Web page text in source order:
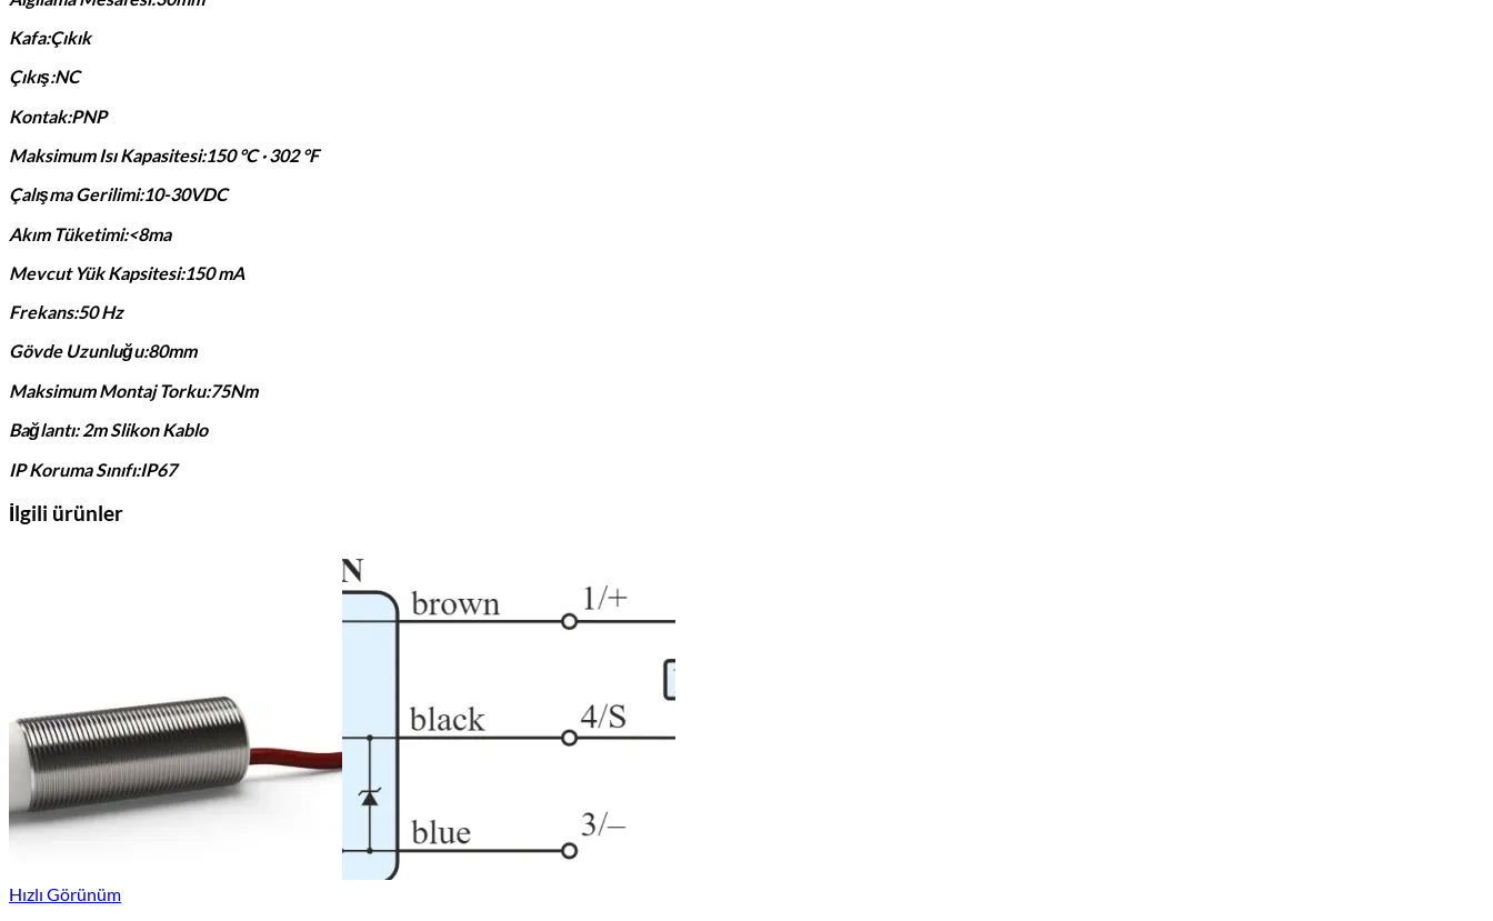
Kafa:Çıkık
Çıkış:NC
Kontak:PNP
Maksimum Isı Kapasitesi:150 °C · 302 °F
Çalışma Gerilimi:10-30VDC
Akım Tüketimi:<8ma
Mevcut Yük Kapsitesi:150 mA
Frekans:50 Hz
Gövde Uzunluğu:80mm
Maksimum Montaj Torku:75Nm
Bağlantı: 2m Slikon Kablo
IP Koruma Sınıfı:IP67
İlgili ürünler
Hızlı Görünüm